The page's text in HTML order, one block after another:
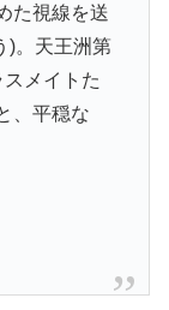
た視線を送
)。天王洲第
メイトた
、平穏な